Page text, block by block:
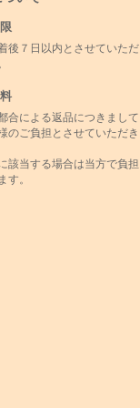
後７日以内とさせていただ
合による返品につきまして
のご負担とさせていただき
該当する場合は当方で負担
す。